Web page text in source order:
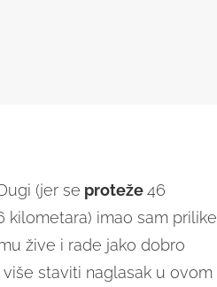
(jer se proteže46
kilometara) imao sam prilike
žive i rade jako dobro
staviti naglasak u ovom